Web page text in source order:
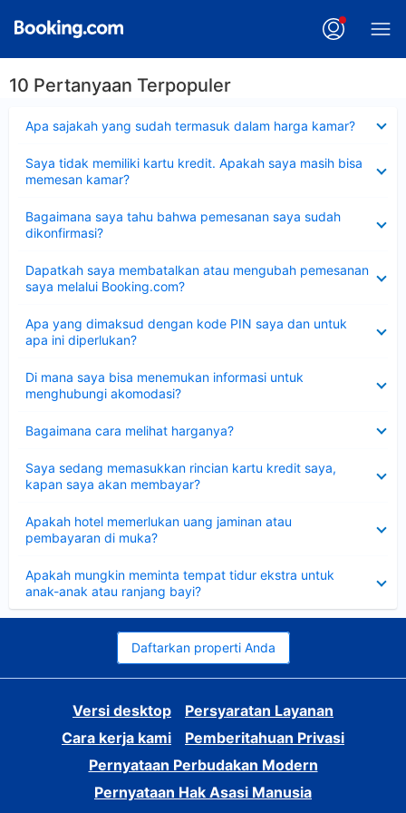
10 Pertanyaan Terpopuler
Apa sajakah yang sudah termasuk dalam harga kamar?
Saya tidak memiliki kartu kredit. Apakah saya masih bisa
memesan kamar?
Bagaimana saya tahu bahwa pemesanan saya sudah
dikonfirmasi?
Dapatkah saya membatalkan atau mengubah pemesanan
saya melalui Booking.com?
Apa yang dimaksud dengan kode PIN saya dan untuk
apa ini diperlukan?
Di mana saya bisa menemukan informasi untuk
menghubungi akomodasi?
Bagaimana cara melihat harganya?
Saya sedang memasukkan rincian kartu kredit saya,
kapan saya akan membayar?
Apakah hotel memerlukan uang jaminan atau
pembayaran di muka?
Apakah mungkin meminta tempat tidur ekstra untuk
anak-anak atau ranjang bayi?
Daftarkan properti Anda
Versi desktop
Persyaratan Layanan
Cara kerja kami
Pemberitahuan Privasi
Pernyataan Perbudakan Modern
Pernyataan Hak Asasi Manusia